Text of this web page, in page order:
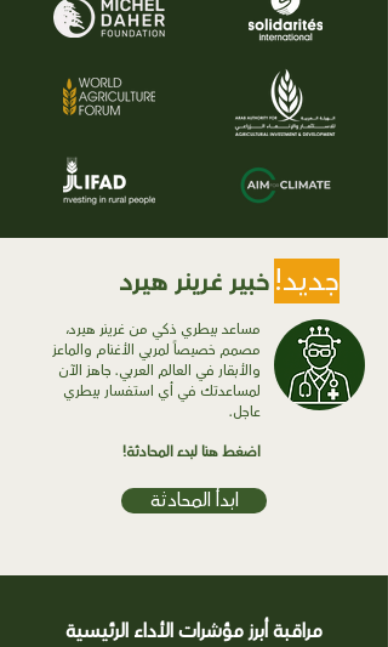
خبير غرينر هيردجديد!
مساعد بيطري ذكي من غرينر هيرد،
مصمم خصيصاً لمربي الأغنام والماعز
والأبقار في العالم العربي. جاهز الآن
لمساعدتك في أي استفسار بيطري
عاجل.
اضغط هنا لبدء المحادثة!
ابدأ المحادثة
مراقبة أبرز مؤشرات الأداء الرئيسية